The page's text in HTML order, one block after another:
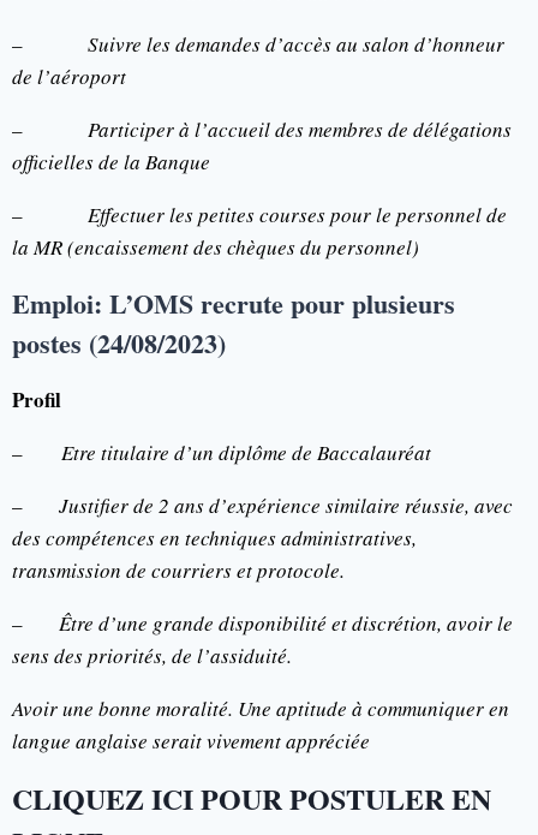
– Suivre les demandes d’accès au salon d’honneur
de l’aéroport
– Participer à l’accueil des membres de délégations
officielles de la Banque
– Effectuer les petites courses pour le personnel de
la MR (encaissement des chèques du personnel)
Emploi: L’OMS recrute pour plusieurs
postes (24/08/2023)
Profil
– Etre titulaire d’un diplôme de Baccalauréat
– Justifier de 2 ans d’expérience similaire réussie, avec
des compétences en techniques administratives,
transmission de courriers et protocole.
– Être d’une grande disponibilité et discrétion, avoir le
sens des priorités, de l’assiduité.
Avoir une bonne moralité. Une aptitude à communiquer en
langue anglaise serait vivement appréciée
CLIQUEZ ICI POUR POSTULER EN